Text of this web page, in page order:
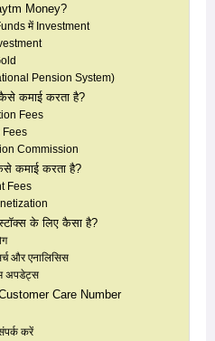
Money?
में Investment
Pension System)
कमाई करता है?
Fees
Fees
Commission
कमाई करता है?
Fees
के लिए कैसा है?
और एनालिसिस
अपडेट्स
Care Number
करें